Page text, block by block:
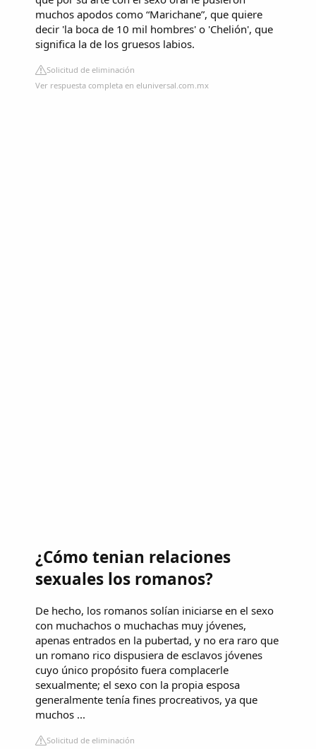
muchos apodos como “Marichane”, que quiere
decir 'la boca de 10 mil hombres' o 'Chelión', que
significa la de los gruesos labios.
Solicitud de eliminación
Ver respuesta completa en eluniversal.com.mx
¿Cómo tenian relaciones
sexuales los romanos?
De hecho, los romanos solían iniciarse en el sexo
con muchachos o muchachas muy jóvenes,
apenas entrados en la pubertad, y no era raro que
un romano rico dispusiera de esclavos jóvenes
cuyo único propósito fuera complacerle
sexualmente; el sexo con la propia esposa
generalmente tenía fines procreativos, ya que
muchos ...
Solicitud de eliminación